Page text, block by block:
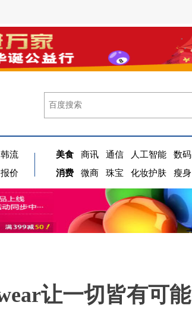
韩流
报价
美食 商讯 通信 人工智能
数码
消费
微商 珠宝 化妆护肤 瘦身
让一切皆有可能